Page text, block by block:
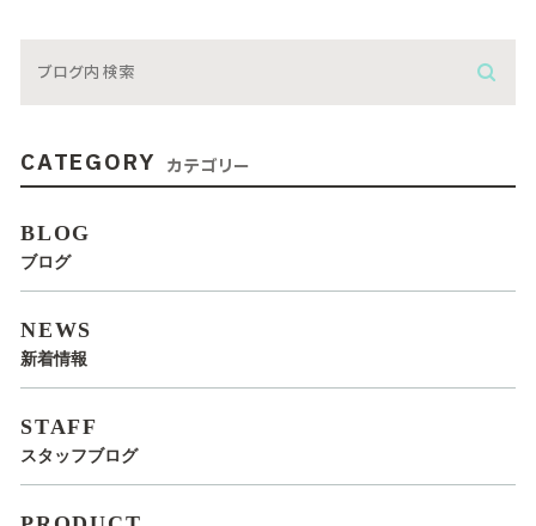
CATEGORY カテゴリー
BLOG
ブログ
NEWS
新着情報
STAFF
スタッフブログ